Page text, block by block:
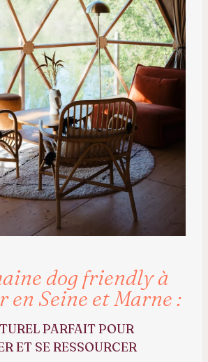
dog friendly à
en Seine et Marne :
PARFAIT POUR
ET SE RESSOURCER